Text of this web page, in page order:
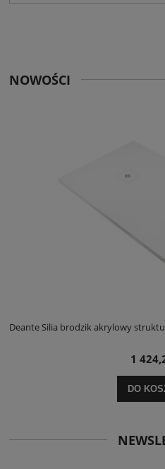
NOWOŚCI
Deante Silia brodzik akrylowy
1
DO